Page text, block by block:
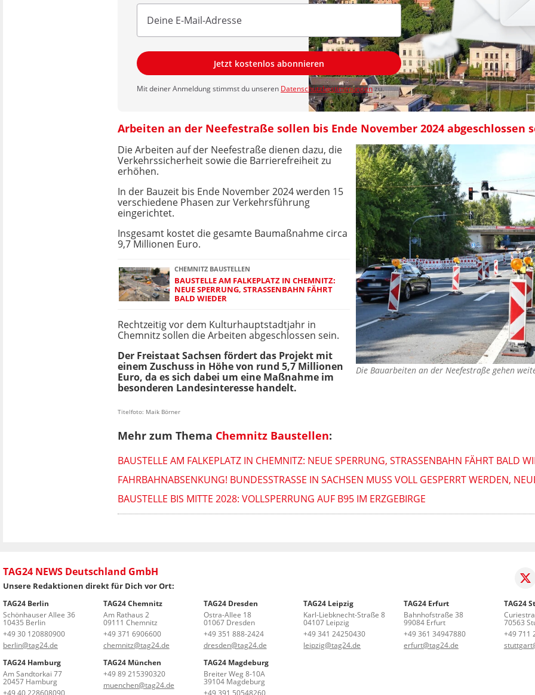
Jetzt kostenlos abonnieren
Mit deiner Anmeldung stimmst du unseren Datenschutzbestimmungenzu.
Arbeiten an der Neefestraße sollen bis Ende November 2024 abgeschlossen
Die Bauarbeiten an der Neefestraße gehen
Die Arbeiten auf der Neefestraße dienen dazu, die
Verkehrssicherheit sowie die Barrierefreiheit zu
erhöhen.
In der Bauzeit bis Ende November 2024 werden 15
verschiedene Phasen zur Verkehrsführung
eingerichtet.
Insgesamt kostet die gesamte Baumaßnahme circa
9,7 Millionen Euro.
CHEMNITZ BAUSTELLEN
BAUSTELLE AM FALKEPLATZ IN CHEMNITZ:
NEUE SPERRUNG, STRASSENBAHN FÄHRT B
ALD WIEDER
Rechtzeitig vor dem Kulturhauptstadtjahr in
Chemnitz sollen die Arbeiten abgeschlossen sein.
Der Freistaat Sachsen fördert das Projekt mit
einem Zuschuss in Höhe von rund 5,7 Millionen
Euro, da es sich dabei um eine Maßnahme im
besonderen Landesinteresse handelt.
Titelfoto: Maik Börner
Mehr zum Thema Chemnitz Baustellen:
BAUSTELLE AM FALKEPLATZ IN CHEMNITZ: NEUE SPERRUNG, STRASSENBAHN FÄHRT BALD
FAHRBAHNABSENKUNG! BUNDESSTRASSE IN SACHSEN MUSS VOLL GESPERRT WERDEN,
BAUSTELLE BIS MITTE 2028: VOLLSPERRUNG AUF B95 IM ERZGEBIRGE
TAG24 NEWS Deutschland GmbH
Unsere Redaktionen direkt für Dich vor Ort:
TAG24 Berlin
Schönhauser Allee 36
10435 Berlin
+49 30 120880900
berlin@tag24.de
TAG24 Chemnitz
Am Rathaus 2
09111 Chemnitz
+49 371 6906600
chemnitz@tag24.de
TAG24 Dresden
Ostra-Allee 18
01067 Dresden
+49 351 888-2424
dresden@tag24.de
TAG24 Leipzig
Karl-Liebknecht-Straße 8
04107 Leipzig
+49 341 24250430
leipzig@tag24.de
TAG24 Erfurt
Bahnhofstraße 38
99084 Erfurt
+49 361 34947880
erfurt@tag24.de
TAG24
70563
+49 711
TAG24 Hamburg
Am Sandtorkai 77
20457 Hamburg
+49 40 228608090
TAG24 München
+49 89 215390320
muenchen@tag24.de
TAG24 Magdeburg
Breiter Weg 8-10A
39104 Magdeburg
+49 391 50548260